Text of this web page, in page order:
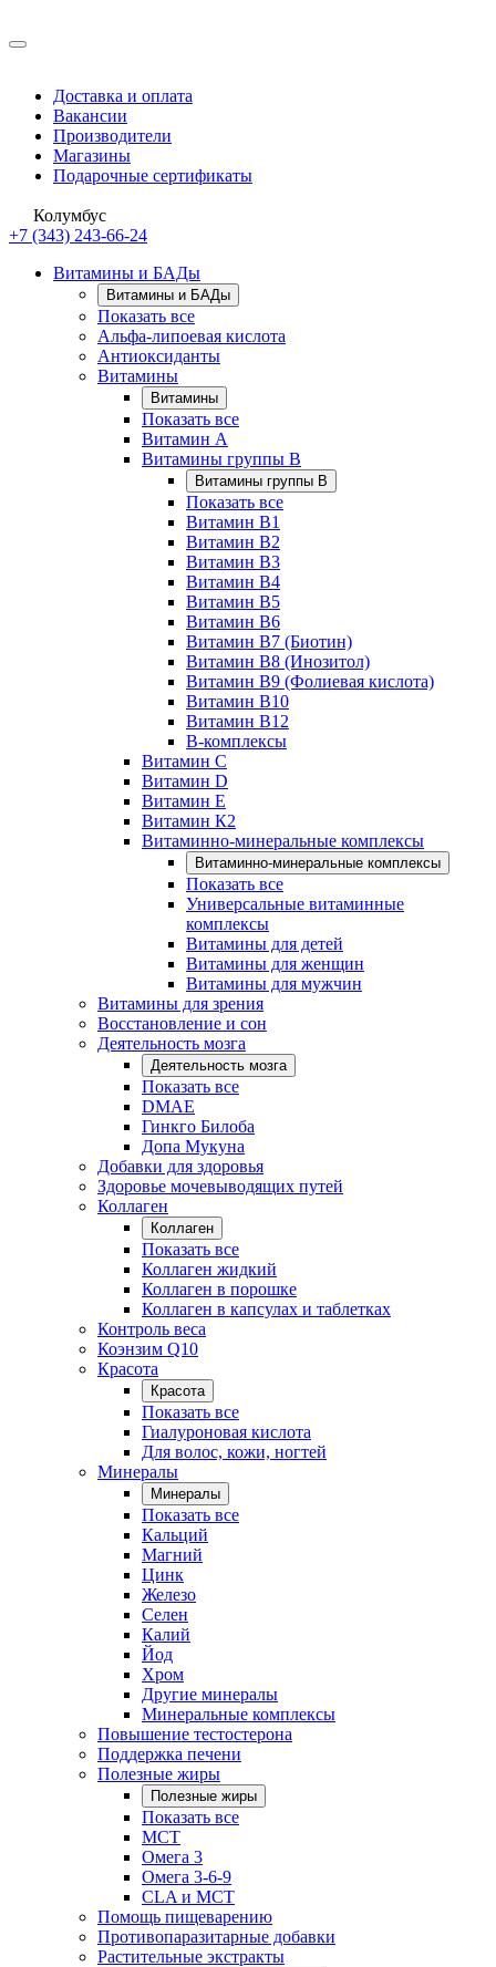
Доставка и оплата
Вакансии
Производители
Магазины
Подарочные сертификаты
Колумбус
+7 (343) 243-66-24
Витамины и БАДы
Витамины и БАДы
Показать все
Альфа-липоевая кислота
Антиоксиданты
Витамины
Витамины
Показать все
Витамин A
Витамины группы B
Витамины группы B
Показать все
Витамин B1
Витамин B2
Витамин B3
Витамин B4
Витамин B5
Витамин B6
Витамин B7 (Биотин)
Витамин B8 (Инозитол)
Витамин B9 (Фолиевая кислота)
Витамин B10
Витамин B12
B-комплексы
Витамин C
Витамин D
Витамин E
Витамин К2
Витаминно-минеральные комплексы
Витаминно-минеральные комплексы
Показать все
Универсальные витаминные
комплексы
Витамины для детей
Витамины для женщин
Витамины для мужчин
Витамины для зрения
Восстановление и сон
Деятельность мозга
Деятельность мозга
Показать все
DMAE
Гинкго Билоба
Допа Мукуна
Добавки для здоровья
Здоровье мочевыводящих путей
Коллаген
Коллаген
Показать все
Коллаген жидкий
Коллаген в порошке
Коллаген в капсулах и таблетках
Контроль веса
Коэнзим Q10
Красота
Красота
Показать все
Гиалуроновая кислота
Для волос, кожи, ногтей
Минералы
Минералы
Показать все
Кальций
Магний
Цинк
Железо
Селен
Калий
Йод
Хром
Другие минералы
Минеральные комплексы
Повышение тестостерона
Поддержка печени
Полезные жиры
Полезные жиры
Показать все
MCT
Омега 3
Омега 3-6-9
CLA и MCT
Помощь пищеварению
Противопаразитарные добавки
Растительные экстракты